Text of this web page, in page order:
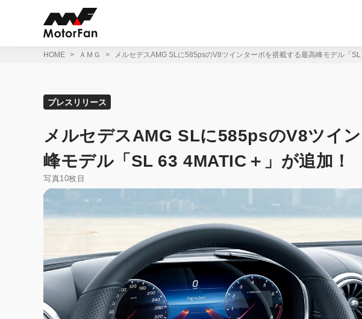
HOME ＡＭＧ メルセデスAMG SLに585psのV8ツインターボを搭載する最高峰モデル「SL
プレスリリース
メルセデスAMG SLに585psのV8ツイ
峰モデル「SL 63 4MATIC＋」が追加！
写真10枚目